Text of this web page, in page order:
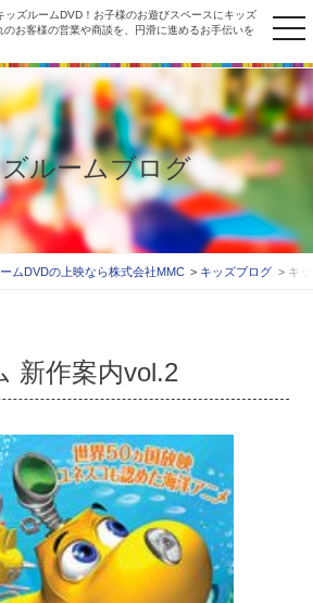
ッズルームDVD！お子様のお遊びスペースにキッズ
のお客様の営業や商談を、円滑に進めるお手伝いを
ルームブログ
ムDVDの上映なら株式会社MMC キッズブログ キ
新作案内vol.2